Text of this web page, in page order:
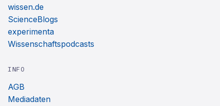
wissen.de
ScienceBlogs
experimenta
Wissenschaftspodcasts
INFO
AGB
Mediadaten